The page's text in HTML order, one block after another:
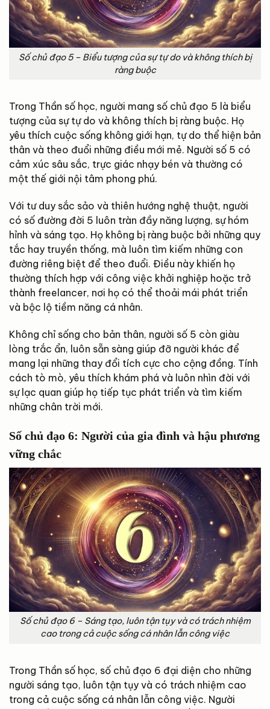
Số chủ đạo 5 – Biểu tượng của sự tự do và không thích bị
ràng buộc
Trong Thần số học, người mang số chủ đạo 5 là biểu
tượng của sự tự do và không thích bị ràng buộc. Họ
yêu thích cuộc sống không giới hạn, tự do thể hiện bản
thân và theo đuổi những điều mới mẻ. Người số 5 có
cảm xúc sâu sắc, trực giác nhạy bén và thường có
một thế giới nội tâm phong phú.
Với tư duy sắc sảo và thiên hướng nghệ thuật, người
có số đường đời 5 luôn tràn đầy năng lượng, sự hóm
hỉnh và sáng tạo. Họ không bị ràng buộc bởi những quy
tắc hay truyền thống, mà luôn tìm kiếm những con
đường riêng biệt để theo đuổi. Điều này khiến họ
thường thích hợp với công việc khởi nghiệp hoặc trở
thành freelancer, nơi họ có thể thoải mái phát triển
và bộc lộ tiềm năng cá nhân.
Không chỉ sống cho bản thân, người số 5 còn giàu
lòng trắc ẩn, luôn sẵn sàng giúp đỡ người khác để
mang lại những thay đổi tích cực cho cộng đồng. Tính
cách tò mò, yêu thích khám phá và luôn nhìn đời với
sự lạc quan giúp họ tiếp tục phát triển và tìm kiếm
những chân trời mới.
Số chủ đạo 6: Người của gia đình và hậu phương
vững chắc
Số chủ đạo 6 – Sáng tạo, luôn tận tụy và có trách nhiệm
cao trong cả cuộc sống cá nhân lẫn công việc
Trong Thần số học, số chủ đạo 6 đại diện cho những
người sáng tạo, luôn tận tụy và có trách nhiệm cao
trong cả cuộc sống cá nhân lẫn công việc. Người